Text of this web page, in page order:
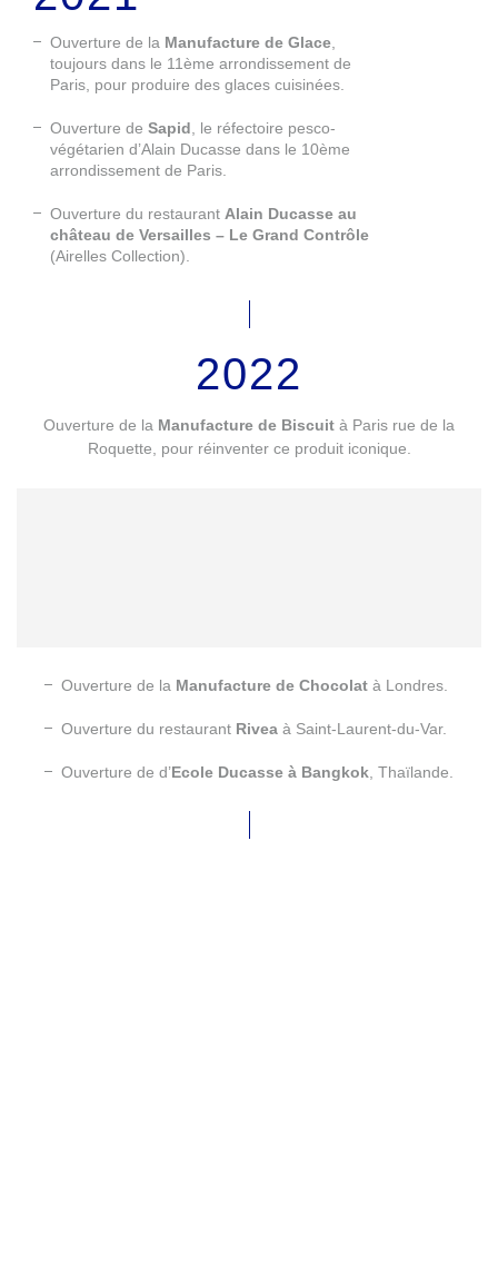
Ouverture de la Manufacture de Glace
toujours dans le 11ème arrondissement de
Paris, pour produire des glaces cuisinées.
Ouverture de Sapid , le réfectoire pesco-
végétarien d’Alain Ducasse dans le 10ème
arrondissement de Paris.
Ouverture du restaurant Alain Ducasse au
château de Versailles – Le Grand Contrôle
(Airelles Collection).
2022
Ouverture de la Manufacture de Biscuit à Paris rue de la
Roquette, pour réinventer ce produit iconique.
Ouverture de la Manufacture de Chocolat à Londres.
Ouverture du restaurant Rivea à Saint-Laurent-du-Var.
Ouverture de d’Ecole Ducasse à Bangkok , Thaïlande.